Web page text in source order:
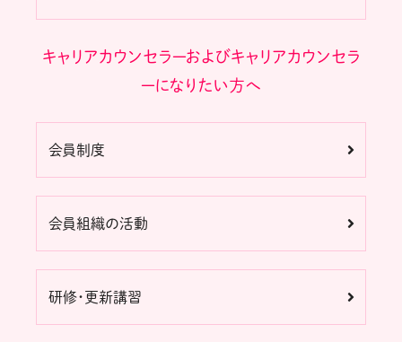
キャリアカウンセラーおよびキャリアカウンセラ
ーになりたい方へ
会員制度
会員組織の活動
研修・更新講習